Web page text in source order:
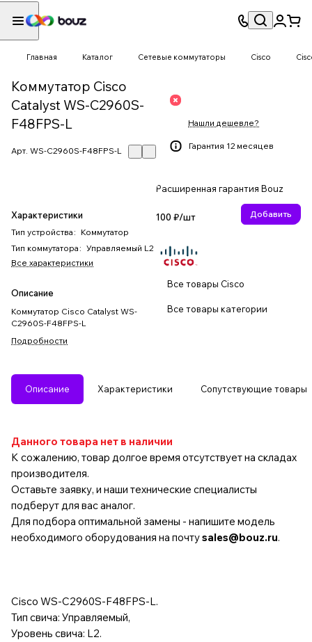
Главная Каталог Сетевые коммутаторы Cisco
Коммутатор Cisco
Catalyst WS-C2960S-
F48FPS-L
Арт. WS-C2960S-F48FPS-L
Характеристики
Тип устройства : Коммутатор
Тип коммутатора : Управляемый L2
Все характеристики
Описание
Коммутатор Cisco Catalyst WS-
C2960S-F48FPS-L
Подробности
Нашли дешевле?
Гарантия 12 месяцев
Расширенная гарантия Bouz
100 ₽/шт Добавить
Все товары Cisco
Все товары категории
Описание Характеристики Сопутствующие товары
Данного товара нет в наличии
К сожалению, товар долгое время отсутствует на складах
производителя.
Оставьте заявку, и наши технические специалисты
подберут для вас аналог.
Для подбора оптимальной замены - напишите модель
необходимого оборудования на почтуsales@bouz.ru.
Cisco WS-C2960S-F48FPS-L.
Тип свича: Управляемый,
Уровень свича: L2.